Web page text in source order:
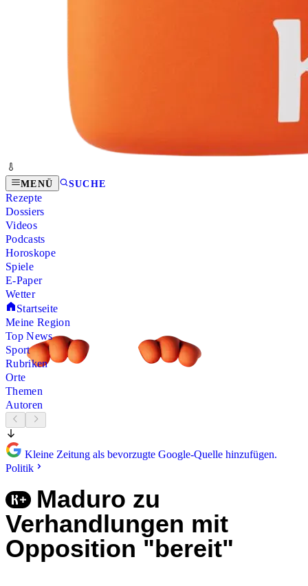
MENÜ SUCHE
Rezepte
Dossiers
Videos
Podcasts
Horoskope
Spiele
E-Paper
Wetter
Startseite
Meine Region
Top News
Sport
Rubriken
Orte
Themen
Autoren
Kleine Zeitung als bevorzugte Google-Quelle hinzufügen.
Politik
Maduro zu
Verhandlungen mit
Opposition "bereit"